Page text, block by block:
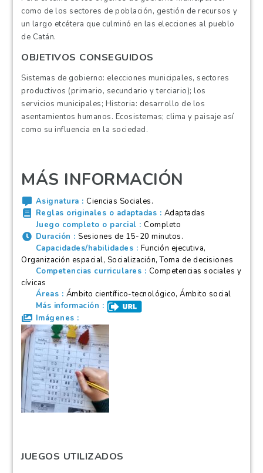
como de los sectores de población, gestión de recursos y
un largo etcétera que culminó en las elecciones al pueblo
de Catán.
OBJETIVOS CONSEGUIDOS
Sistemas de gobierno: elecciones municipales, sectores
productivos (primario, secundario y terciario); los
servicios municipales; Historia: desarrollo de los
asentamientos humanos. Ecosistemas; clima y paisaje así
como su influencia en la sociedad.
MÁS INFORMACIÓN
Asignatura
Ciencias Sociales.
Reglas originales o adaptadas
Adaptadas
Juego completo o parcial
Completo
Duración
Sesiones de 15-20 minutos.
Capacidades/habilidades
Función ejecutiva,
Organización espacial, Socialización, Toma de decisiones
Competencias curriculares
Competencias sociales y
cívicas
Áreas
Ámbito científico-tecnológico, Ámbito social
Más información
Imágenes
JUEGOS UTILIZADOS